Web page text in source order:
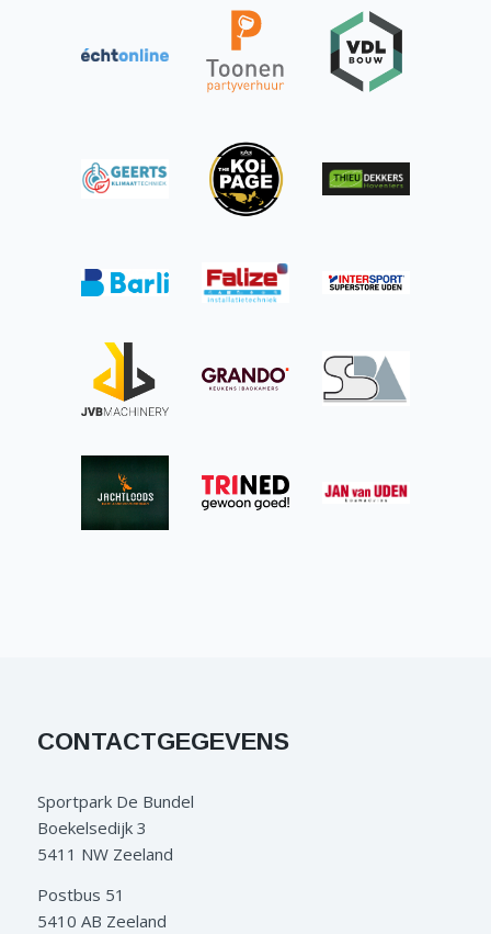
CONTACTGEGEVENS
Sportpark De Bundel
Boekelsedijk 3
5411 NW Zeeland
Postbus 51
5410 AB Zeeland